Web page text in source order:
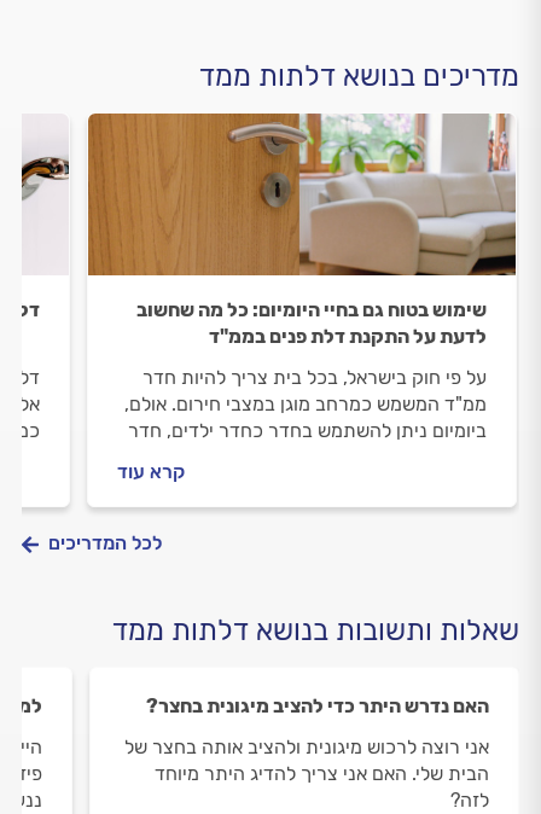
מדריכים בנושא דלתות ממד
שימוש בטוח גם בחיי היומיום: כל מה שחשוב
לדעת על התקנת דלת פנים בממ"ד
על פי חוק בישראל, בכל בית צריך להיות חדר
ממ"ד המשמש כמרחב מוגן במצבי חירום. אולם,
ביומיום ניתן להשתמש בחדר כחדר ילדים, חדר
קרא עוד
דלת
דלת
אלה,
כמה
לכל המדריכים
שאלות ותשובות בנושא דלתות ממד
האם נדרש היתר כדי להציב מיגונית בחצר?
אני רוצה לרכוש מיגונית ולהציב אותה בחצר של
הבית שלי. האם אני צריך להדיג היתר מיוחד
לזה?
למה
היי,